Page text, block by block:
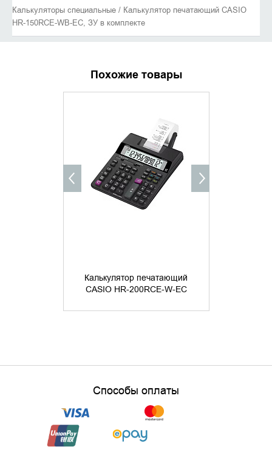
Калькуляторы специальные / Калькулятор печатающий CASIO
HR-150RCE-WB-EC, ЗУ в комплекте
Похожие товары
Калькулятор печатающий
CASIO HR-200RCE-W-EC
УТОЧНИТЬ НАЛИЧИЕ
Способы оплаты